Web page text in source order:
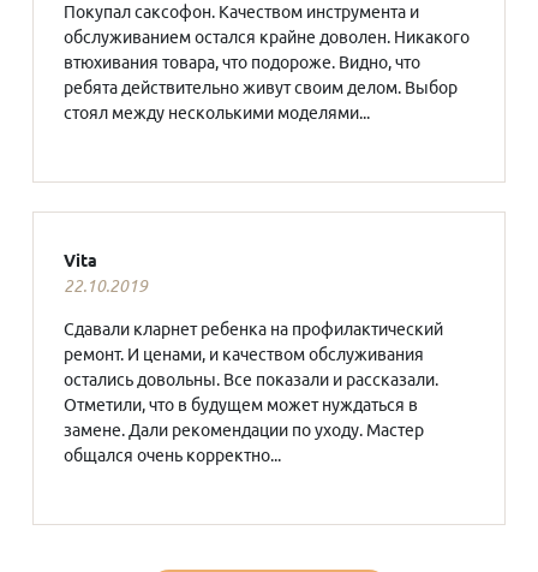
Покупал саксофон. Качеством инструмента и
обслуживанием остался крайне доволен. Никакого
втюхивания товара, что подороже. Видно, что
ребята действительно живут своим делом. Выбор
стоял между несколькими моделями...
Vita
22.10.2019
Сдавали кларнет ребенка на профилактический
ремонт. И ценами, и качеством обслуживания
остались довольны. Все показали и рассказали.
Отметили, что в будущем может нуждаться в
замене. Дали рекомендации по уходу. Мастер
общался очень корректно...